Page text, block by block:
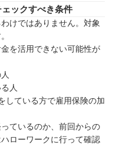
ックすべき条件
けではありません。対象
を活用できない可能性が
人
している方で雇用保険の加
ているのか、前回からの
ローワークに行って確認